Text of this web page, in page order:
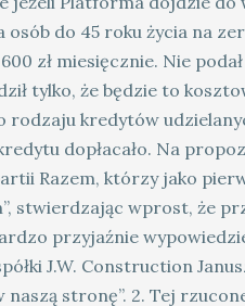
do 45 roku życia na
zł miesięcznie. Nie
tylko, że będzie to
rodzaju kredytów
dopłacało. Na
Razem, którzy jako
stwierdzając wprost, że
przyjaźnie
J.W. Construction
stronę”. 2. Tej